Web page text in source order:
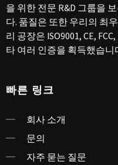
을 위한 전문 R&D 그룹을
다. 품질은 또한 우리의 최
리 공장은 ISO9001, CE, FCC,
타 여러 인증을 획득했습니
빠른 링크
회사 소개
문의
자주 묻는 질문